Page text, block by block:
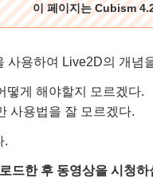
이 페이지는 Cubism
사용하여 Live2D의 개념
떻게 해야할지 모르겠다.
사용법을 잘 모르겠다.
.
드한 후 동영상을 시청하